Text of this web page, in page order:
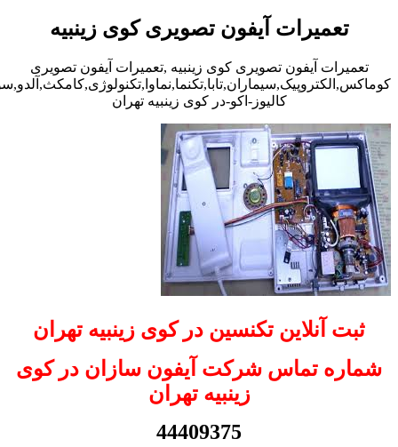
تعمیرات آیفون تصویری کوی زینبیه
تعمیرات آیفون تصویری کوی زینبیه ,تعمیرات آیفون تصویری
کالیوز-اکو-در کوی زینبیه تهران
ثبت آنلاین تکنسین در کوی زینبیه تهران
شماره تماس شرکت آیفون سازان در کوی
زینبیه تهران
44409375